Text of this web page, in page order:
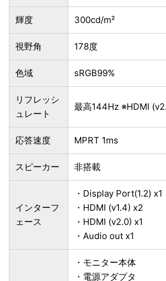
輝度 300cd/m²
視野角 178度
色域 sRGB99%
リフレッシ
ュレート
最高144Hz ※HDMI
応答速度 MPRT 1ms
スピーカー 非搭載
インターフ
ェース
・Display Port(1.2) x1
・HDMI (v1.4) x2
・HDMI (v2.0) x1
・Audio out x1
・モニター本体
・電源アダプタ